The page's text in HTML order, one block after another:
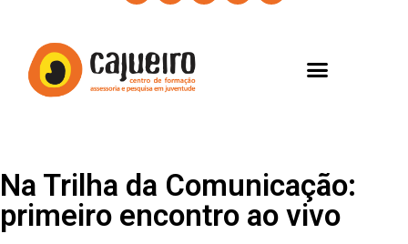
Na Trilha da Comunicação:
primeiro encontro ao vivo